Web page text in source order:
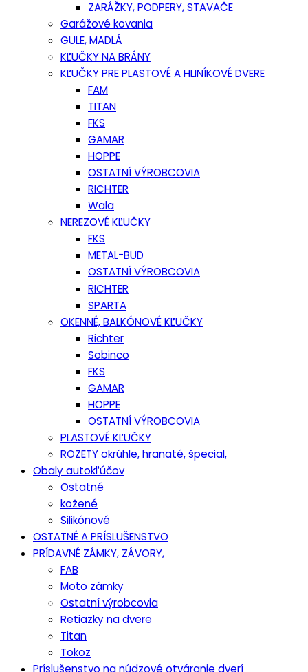
ZARÁŽKY, PODPERY, STAVAČE
Garážové kovania
GULE, MADLÁ
KĽUČKY NA BRÁNY
KĽUČKY PRE PLASTOVÉ A HLINÍKOVÉ DVERE
FAM
TITAN
FKS
GAMAR
HOPPE
OSTATNÍ VÝROBCOVIA
RICHTER
Wala
NEREZOVÉ KĽUČKY
FKS
METAL-BUD
OSTATNÍ VÝROBCOVIA
RICHTER
SPARTA
OKENNÉ, BALKÓNOVÉ KĽUČKY
Richter
Sobinco
FKS
GAMAR
HOPPE
OSTATNÍ VÝROBCOVIA
PLASTOVÉ KĽUČKY
ROZETY okrúhle, hranaté, špecial,
Obaly autokľúčov
Ostatné
kožené
Silikónové
OSTATNÉ A PRÍSLUŠENSTVO
PRÍDAVNÉ ZÁMKY, ZÁVORY,
FAB
Moto zámky
Ostatní výrobcovia
Retiazky na dvere
Titan
Tokoz
Príslušenstvo na núdzové otváranie dverí